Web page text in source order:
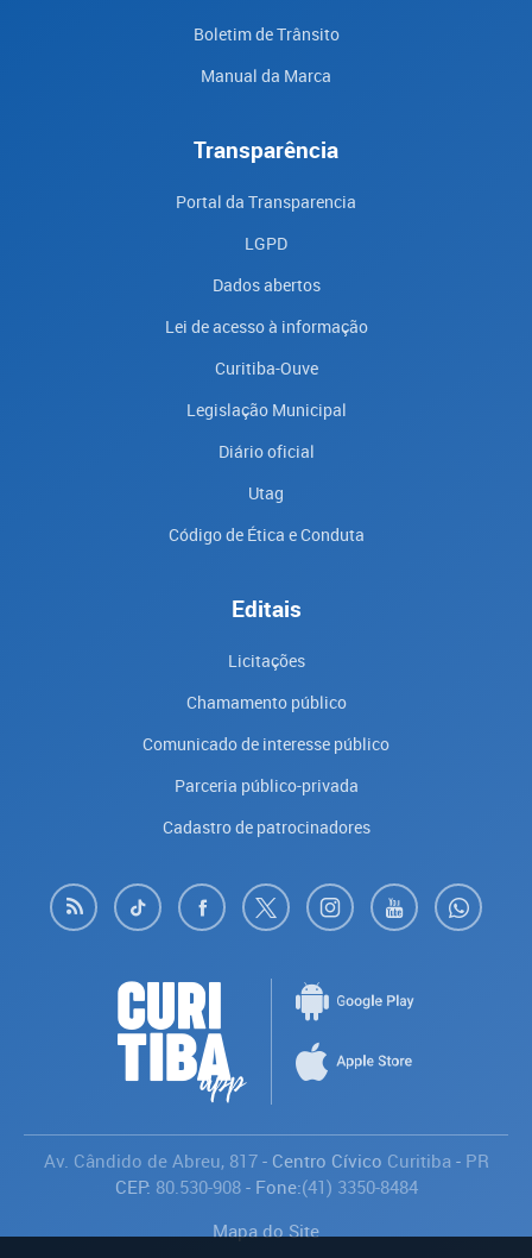
Boletim de Trânsito
Manual da Marca
Transparência
Portal da Transparencia
LGPD
Dados abertos
Lei de acesso à informação
Curitiba-Ouve
Legislação Municipal
Diário oficial
Utag
Código de Ética e Conduta
Editais
Licitações
Chamamento público
Comunicado de interesse público
Parceria público-privada
Cadastro de patrocinadores
Av. Cândido de Abreu, 817- Centro Cívico Curitiba- PR
CEP: 80.530-908- Fone:(41) 3350-8484
Mapa do Site